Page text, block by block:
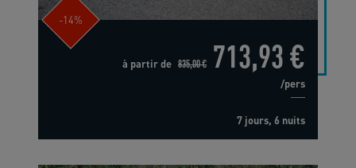
-14%
à partir de 835,00 € 713,93 €
/pers
7 jours, 6 nuits